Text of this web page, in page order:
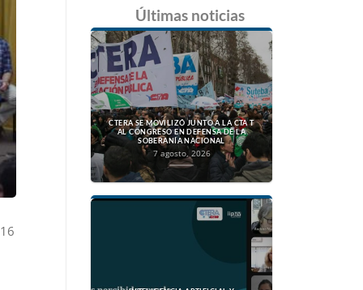
Últimas noticias
CTERA SE MOVILIZÓ JUNTO A LA CTA T
AL CONGRESO EN DEFENSA DE LA
SOBERANÍA NACIONAL
7 agosto, 2026